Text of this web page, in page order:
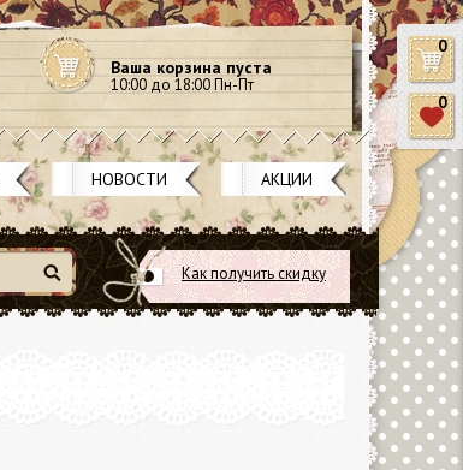
Ваша корзина пуста
10:00 до 18:00 Пн-Пт
НОВОСТИ АКЦИИ
Как получить скидку
Найти
0
0